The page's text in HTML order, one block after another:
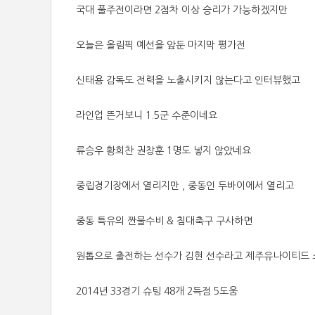
국대 풀주전이라면 2점차 이상 승리가 가능하겠지만
오늘은 올림픽 예선을 앞둔 마지막 평가전
신태용 감독도 전력을 노출시키지 않는다고 인터뷰했고
라인업 뜬거보니 1.5군 수준이네요
류승우 황희찬 권창훈 1명도 넣지 않았네요
중립경기장에서 열리지만 , 중동인 두바이에서 열리고
중동 특유의 짠물수비 & 침대축구 구사하면
원톱으로 출전하는 선수가 김현 선수라고 제주유나이티드
2014년 33경기 슈팅 48개 2득점 5도움